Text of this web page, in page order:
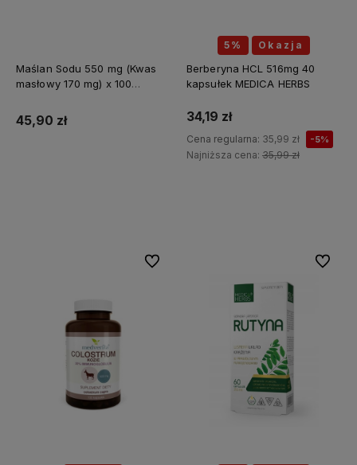
Maślan Sodu 550 mg (Kwas
masłowy 170 mg) x 100
45,90 zł
5% Okazja
Berberyna HCL 516mg 40
kapsułek MEDICA HERBS
34,19 zł
Cena regularna: 35,99 zł -5%
Najniższa cena: 35,99 zł
Do ulubionych Do